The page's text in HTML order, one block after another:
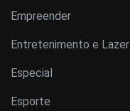
Empreender
Entretenimento e Lazer
Especial
Esporte